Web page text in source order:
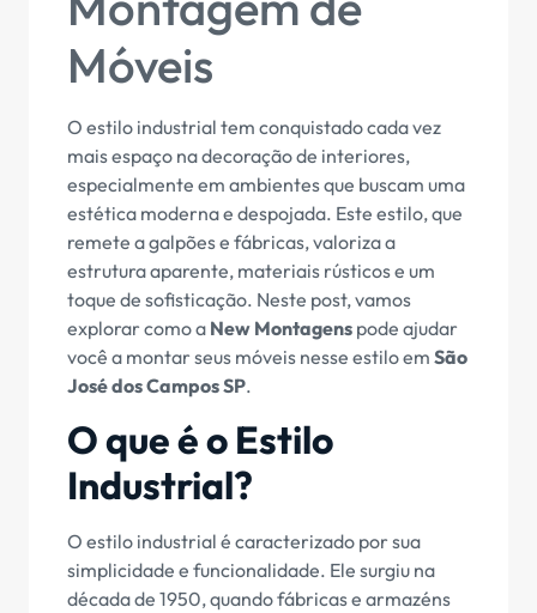
Móveis
O estilo industrial tem conquistado cada vez
mais espaço na decoração de interiores,
especialmente em ambientes que buscam uma
estética moderna e despojada. Este estilo, que
remete a galpões e fábricas, valoriza a
estrutura aparente, materiais rústicos e um
toque de sofisticação. Neste post, vamos
explorar como a New Montagens pode ajudar
você a montar seus móveis nesse estilo em São
José dos Campos SP.
O que é o Estilo
Industrial?
O estilo industrial é caracterizado por sua
simplicidade e funcionalidade. Ele surgiu na
década de 1950, quando fábricas e armazéns